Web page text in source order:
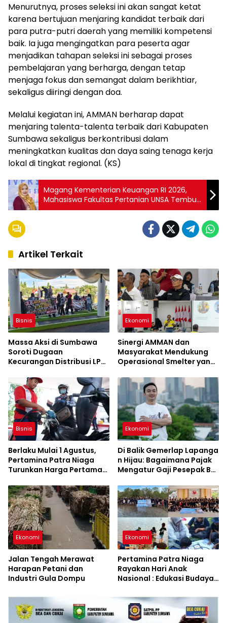
Menurutnya, proses seleksi ini akan sangat ketat
karena bertujuan menjaring kandidat terbaik dari
para putra-putri daerah yang memiliki kompetensi
baik. Ia juga mengingatkan para peserta agar
menjadikan tahapan seleksi ini sebagai proses
pembelajaran yang berharga, dengan tetap
menjaga fokus dan semangat dalam berikhtiar,
sekaligus diiringi dengan doa.
Melalui kegiatan ini, AMMAN berharap dapat
menjaring talenta-talenta terbaik dari Kabupaten
Sumbawa sekaligus berkontribusi dalam
meningkatkan kualitas dan daya saing tenaga kerja
lokal di tingkat regional. (KS)
Magang Kementerian Keuangan RI 2026,
Mahasiswa Fakultas Pertanian UNSA Tembus
Seleksi Nasional
Artikel Terkait
Bisnis
Massa Aksi di Sumbawa
Soroti Dugaan
Kecurangan Distribusi LPG
Fiktif
Ekonomi
Sinergi AMMAN dan
Masyarakat Mendukung
Operasional Smelter yang
Bisnis
Berlaku Mulai 1 Agustus,
Pertamina Patra Niaga
Turunkan Harga Pertamax
Ekonomi
Di Balik Gemerlap Lapanga
n Hijau: Bagaimana Pajak
Mengatur Gaji Pesepak Bol
Ekonomi
Jalan Tengah Merawat
Harapan Petani dan
Industri Gula Dompu
Ekonomi
Pertamina Patra Niaga
Rayakan Hari Anak
Nasional : Edukasi Budaya
Lingkungan